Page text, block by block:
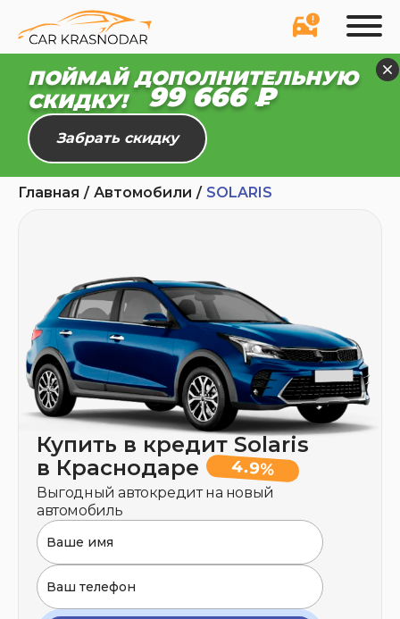
ПОЙМАЙ ДОПОЛНИТЕЛЬНУЮ
СКИДКУ!
99 610 ₽
Забрать скидку
Главная Автомобили SOLARIS
Купить в кредит Solaris
в Краснодаре
4.9%
Выгодный автокредит на новый
автомобиль